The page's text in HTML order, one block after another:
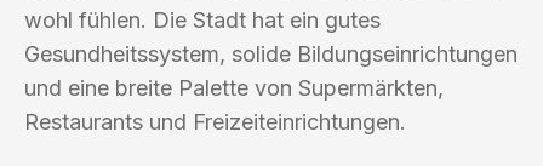
wohl fühlen. Die Stadt hat ein gutes
Gesundheitssystem, solide Bildungseinrichtungen
und eine breite Palette von Supermärkten,
Restaurants und Freizeiteinrichtungen.